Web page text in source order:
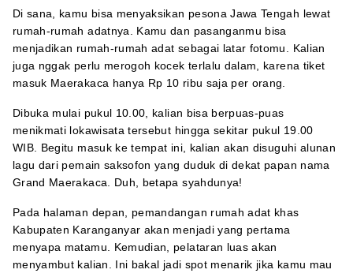
Di sana, kamu bisa menyaksikan pesona Jawa Tengah lewat
rumah-rumah adatnya. Kamu dan pasanganmu bisa
menjadikan rumah-rumah adat sebagai latar fotomu. Kalian
juga nggak perlu merogoh kocek terlalu dalam, karena tiket
masuk Maerakaca hanya Rp 10 ribu saja per orang.
Dibuka mulai pukul 10.00, kalian bisa berpuas-puas
menikmati lokawisata tersebut hingga sekitar pukul 19.00
WIB. Begitu masuk ke tempat ini, kalian akan disuguhi alunan
lagu dari pemain saksofon yang duduk di dekat papan nama
Grand Maerakaca. Duh, betapa syahdunya!
Pada halaman depan, pemandangan rumah adat khas
Kabupaten Karanganyar akan menjadi yang pertama
menyapa matamu. Kemudian, pelataran luas akan
menyambut kalian. Ini bakal jadi spot menarik jika kamu mau